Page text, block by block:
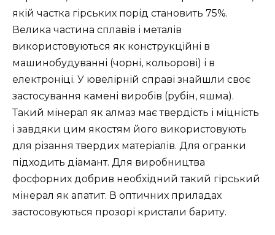
якій частка гірських порід становить 75%.
Велика частина сплавів і металів
використовуються як конструкційні в
машинобудуванні (чорні, кольорові) і в
електроніці. У ювелірній справі знайшли своє
застосування камені виробів (рубін, яшма).
Такий мінерал як алмаз має твердість і міцність
і завдяки цим якостям його використовують
для різання твердих матеріалів. Для огранки
підходить діамант. Для виробництва
фосфорних добрив необхідний такий гірський
мінерал як апатит. В оптичних приладах
застосовуються прозорі кристали бариту.